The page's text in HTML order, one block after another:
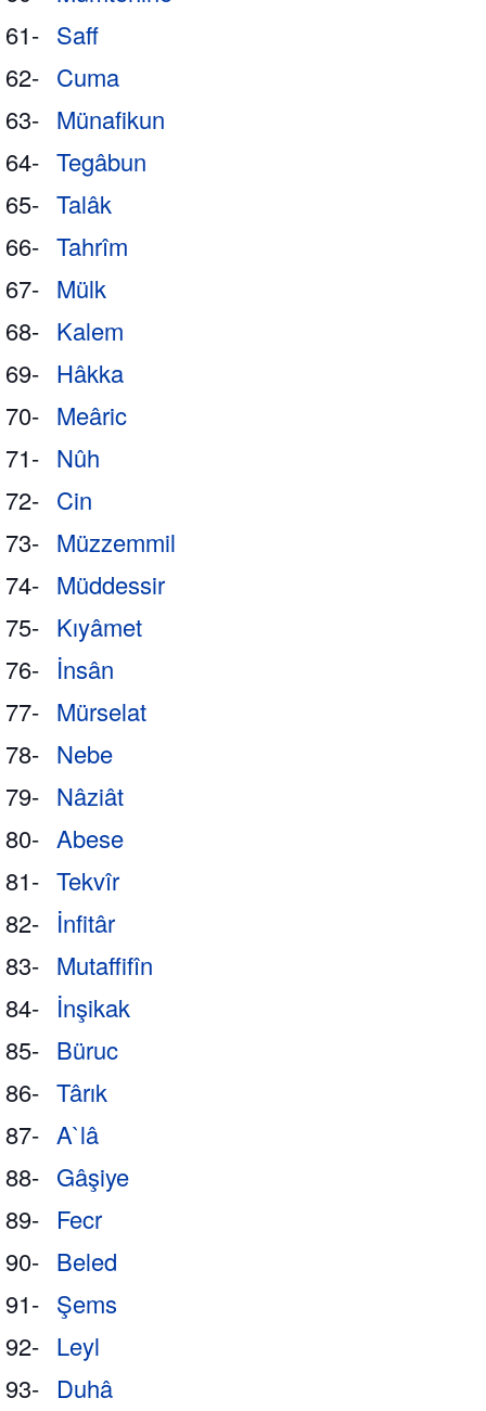
61- Saff
62- Cuma
63- Münafikun
64- Tegâbun
65- Talâk
66- Tahrîm
67- Mülk
68- Kalem
69- Hâkka
70- Meâric
71- Nûh
72- Cin
73- Müzzemmil
74- Müddessir
75- Kıyâmet
76- İnsân
77- Mürselat
78- Nebe
79- Nâziât
80- Abese
81- Tekvîr
82- İnfitâr
83- Mutaffifîn
84- İnşikak
85- Büruc
86- Târık
87- A`lâ
88- Gâşiye
89- Fecr
90- Beled
91- Şems
92- Leyl
93- Duhâ